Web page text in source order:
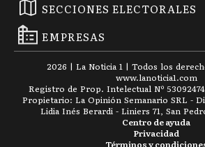
SECCIONES ELECTORALES
EMPRESAS
2026 | La Noticia 1 | Todos los
www.lanoticia1.com
Registro de Prop. Intelectual Nº 53092474
Propietario: La Opinión Semanario SRL -
Lidia Inés Berardi - Liniers 71, San
Términos y
Privacidad
Centro de ayuda